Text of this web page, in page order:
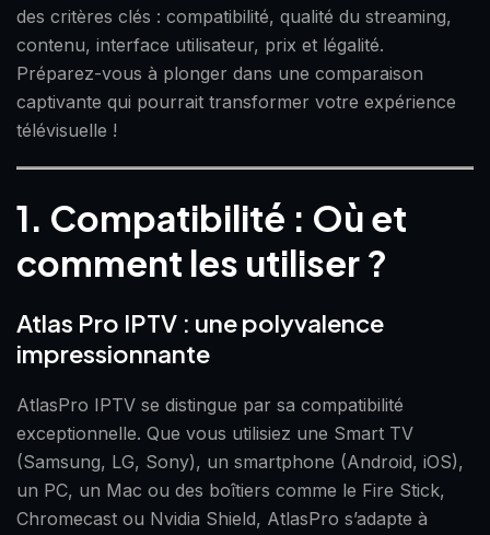
des critères clés : compatibilité, qualité du streaming,
contenu, interface utilisateur, prix et légalité.
Préparez-vous à plonger dans une comparaison
captivante qui pourrait transformer votre expérience
télévisuelle !
1. Compatibilité : Où et
comment les utiliser ?
Atlas Pro IPTV : une polyvalence
impressionnante
AtlasPro IPTV se distingue par sa compatibilité
exceptionnelle. Que vous utilisiez une Smart TV
(Samsung, LG, Sony), un smartphone (Android, iOS),
un PC, un Mac ou des boîtiers comme le Fire Stick,
Chromecast ou Nvidia Shield, AtlasPro s’adapte à